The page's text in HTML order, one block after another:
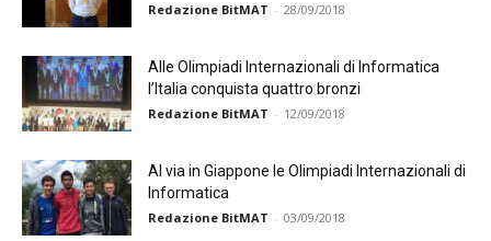
Redazione BitMAT - 28/09/2018
Alle Olimpiadi Internazionali di Informatica
l’Italia conquista quattro bronzi
Redazione BitMAT - 12/09/2018
Al via in Giappone le Olimpiadi Internazionali di
Informatica
Redazione BitMAT - 03/09/2018